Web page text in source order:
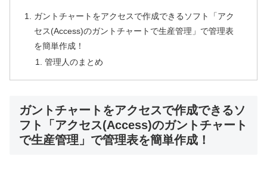
ガントチャートをアクセスで作成できるソフト「アク
セス(Access)のガントチャートで生産管理」で管理表
を簡単作成！
管理人のまとめ
ガントチャートをアクセスで作成できるソ
フト「アクセス(Access)のガントチャート
で生産管理」で管理表を簡単作成！